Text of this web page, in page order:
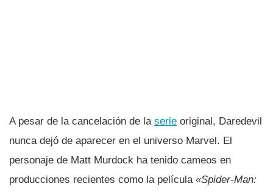
A pesar de la cancelación de la serie original, Daredevil
nunca dejó de aparecer en el universo Marvel. El
personaje de Matt Murdock ha tenido cameos en
producciones recientes como la película «Spider-Man: